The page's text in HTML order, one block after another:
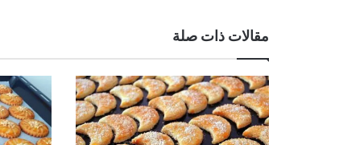
مقالات ذات صلة